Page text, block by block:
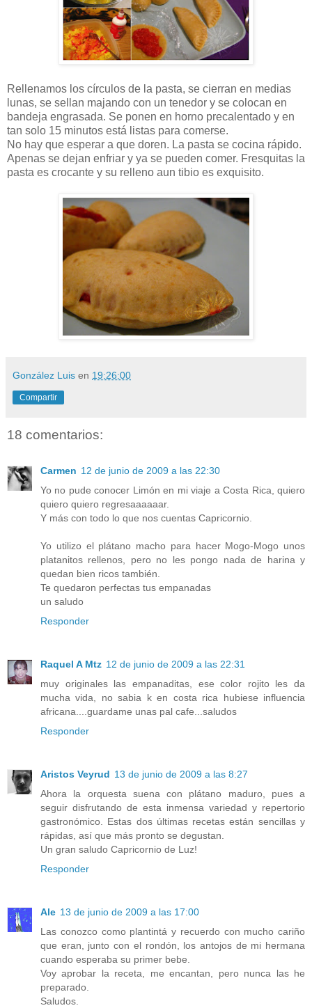
Rellenamos los círculos de la pasta, se cierran en medias
lunas, se sellan majando con un tenedor y se colocan en
bandeja engrasada. Se ponen en horno precalentado y en
tan solo 15 minutos está listas para comerse.
No hay que esperar a que doren. La pasta se cocina rápido.
Apenas se dejan enfriar y ya se pueden comer. Fresquitas la
pasta es crocante y su relleno aun tibio es exquisito.
González Luis en 19:26:00
Compartir
18 comentarios:
Carmen 12 de junio de 2009 a las 22:30
Yo no pude conocer Limón en mi viaje a Costa Rica, quiero
quiero quiero regresaaaaaar.
Y más con todo lo que nos cuentas Capricornio.
Yo utilizo el plátano macho para hacer Mogo-Mogo unos
platanitos rellenos, pero no les pongo nada de harina y
quedan bien ricos también.
Te quedaron perfectas tus empanadas
un saludo
Responder
Raquel A Mtz 12 de junio de 2009 a las 22:31
muy originales las empanaditas, ese color rojito les da
mucha vida, no sabia k en costa rica hubiese influencia
africana....guardame unas pal cafe...saludos
Responder
Aristos Veyrud 13 de junio de 2009 a las 8:27
Ahora la orquesta suena con plátano maduro, pues a
seguir disfrutando de esta inmensa variedad y repertorio
gastronómico. Estas dos últimas recetas están sencillas y
rápidas, así que más pronto se degustan.
Un gran saludo Capricornio de Luz!
Responder
Ale 13 de junio de 2009 a las 17:00
Las conozco como plantintá y recuerdo con mucho cariño
que eran, junto con el rondón, los antojos de mi hermana
cuando esperaba su primer bebe.
Voy aprobar la receta, me encantan, pero nunca las he
preparado.
Saludos.